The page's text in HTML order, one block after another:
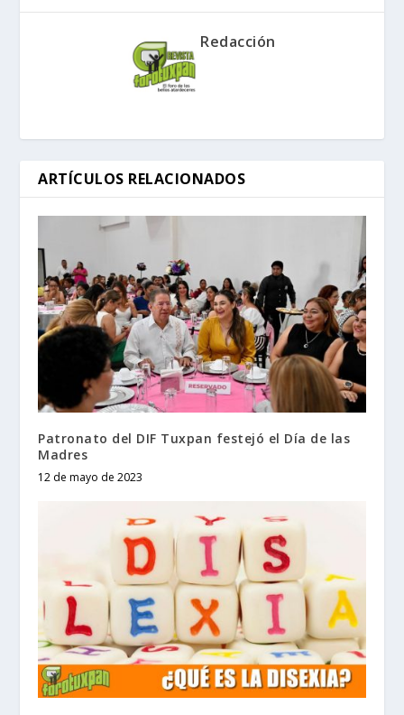
Redacción
ARTÍCULOS RELACIONADOS
Patronato del DIF Tuxpan festejó el Día de las
Madres
12 de mayo de 2023